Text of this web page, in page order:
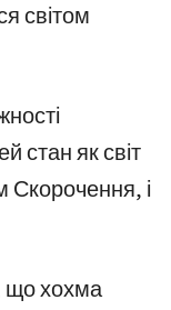
світом
стан як світ
Скорочення, і
що хохма